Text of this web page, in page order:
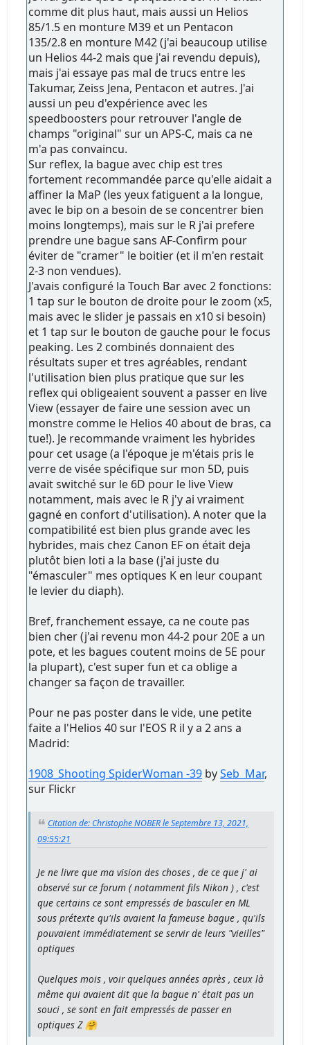
comme dit plus haut, mais aussi un Helios
85/1.5 en monture M39 et un Pentacon
135/2.8 en monture M42 (j'ai beaucoup utilise
un Helios 44-2 mais que j'ai revendu depuis),
mais j'ai essaye pas mal de trucs entre les
Takumar, Zeiss Jena, Pentacon et autres. J'ai
aussi un peu d'expérience avec les
speedboosters pour retrouver l'angle de
champs "original" sur un APS-C, mais ca ne
m'a pas convaincu.
Sur reflex, la bague avec chip est tres
fortement recommandée parce qu'elle aidait a
affiner la MaP (les yeux fatiguent a la longue,
avec le bip on a besoin de se concentrer bien
moins longtemps), mais sur le R j'ai prefere
prendre une bague sans AF-Confirm pour
éviter de "cramer" le boitier (et il m'en restait
2-3 non vendues).
J'avais configuré la Touch Bar avec 2 fonctions:
1 tap sur le bouton de droite pour le zoom (x5,
mais avec le slider je passais en x10 si besoin)
et 1 tap sur le bouton de gauche pour le focus
peaking. Les 2 combinés donnaient des
résultats super et tres agréables, rendant
l'utilisation bien plus pratique que sur les
reflex qui obligeaient souvent a passer en live
View (essayer de faire une session avec un
monstre comme le Helios 40 about de bras, ca
tue!). Je recommande vraiment les hybrides
pour cet usage (a l'époque je m'étais pris le
verre de visée spécifique sur mon 5D, puis
avait switché sur le 6D pour le live View
notamment, mais avec le R j'y ai vraiment
gagné en confort d'utilisation). A noter que la
compatibilité est bien plus grande avec les
hybrides, mais chez Canon EF on était deja
plutôt bien loti a la base (j'ai juste du
"émasculer" mes optiques K en leur coupant
le levier du diaph).
Bref, franchement essaye, ca ne coute pas
bien cher (j'ai revenu mon 44-2 pour 20E a un
pote, et les bagues coutent moins de 5E pour
la plupart), c'est super fun et ca oblige a
changer sa façon de travailler.
Pour ne pas poster dans le vide, une petite
faite a l'Helios 40 sur l'EOS R il y a 2 ans a
Madrid:
1908_Shooting SpiderWoman -39 bySeb Mar,
sur Flickr
Citation de: Christophe NOBER le Septembre 13, 2021,
09:55:21
Je ne livre que ma vision des choses , de ce que j' ai
observé sur ce forum ( notamment fils Nikon ) , c'est
que certains ce sont empressés de basculer en ML
sous prétexte qu'ils avaient la fameuse bague , qu'ils
pouvaient immédiatement se servir de leurs "vieilles"
optiques
Quelques mois , voir quelques années après , ceux là
même qui avaient dit que la bague n' était pas un
souci , se sont en fait empressés de passer en
optiques Z 🤗